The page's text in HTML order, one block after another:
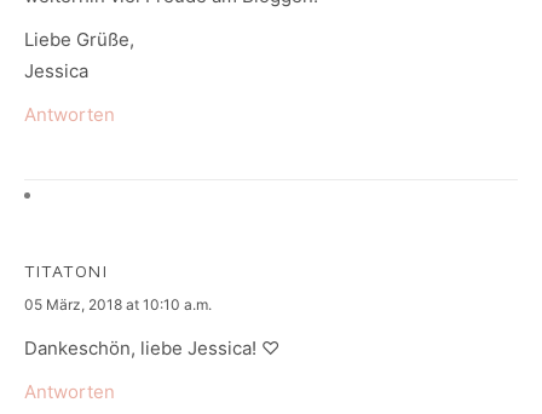
Liebe Grüße,
Jessica
Antworten
TITATONI
says:
05 März, 2018 at 10:10 a.m.
Dankeschön, liebe Jessica! ♡
Antworten